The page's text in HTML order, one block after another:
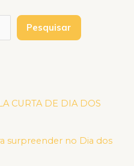
Pesquisar
CURTA DE DIA DOS
surpreender no Dia dos